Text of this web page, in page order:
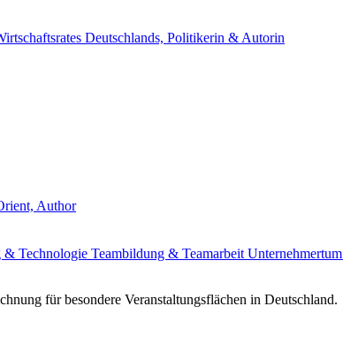
Deutschlands, Politikerin & Autorin
Author
Technologie Teambildung & Teamarbeit Unternehmertum
für besondere Veranstaltungsflächen in Deutschland.